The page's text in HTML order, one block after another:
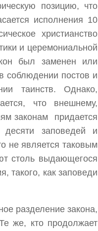
позицию, что
исполнения 10
христианство
и церемониальной
был заменен или
соблюдении постов и
таинств. Однако,
что внешнему,
законам придается
заповедей и
не является таковым
столь выдающегося
такого, как заповеди
разделение закона,
же, кто продолжает